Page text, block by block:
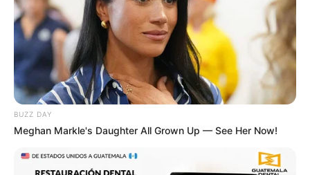
BUZZ DAY
Meghan Markle's Daughter All Grown Up — See Her Now!